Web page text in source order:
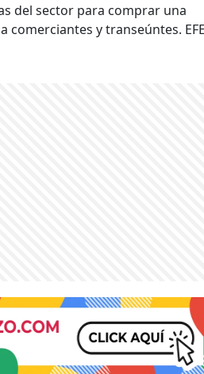
del sector para comprar una
y transeúntes. EFE